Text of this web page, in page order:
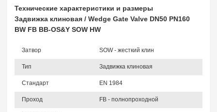
Технические характеристики и размеры
Задвижка клиновая / Wedge Gate Valve DN50 PN160
BW FB BB-OS&Y SOW HW
Затвор SOW - жесткий клин
Тип Задвижка клиновая
Стандарт EN 1984
Проход FB - полнопроходной